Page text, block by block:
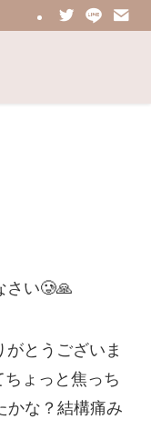
テ 鼠蹊部・密着・総合技術力
さい🥲🙏
とうございま
ょっと焦っち
かな？結構痛み